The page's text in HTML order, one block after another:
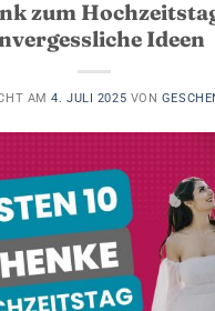
zum
Ideen
AM4. JULI 2025 VON